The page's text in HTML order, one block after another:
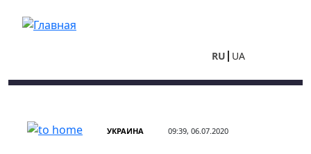
RU UA
УКРАИНА 09:39, 06.07.2020